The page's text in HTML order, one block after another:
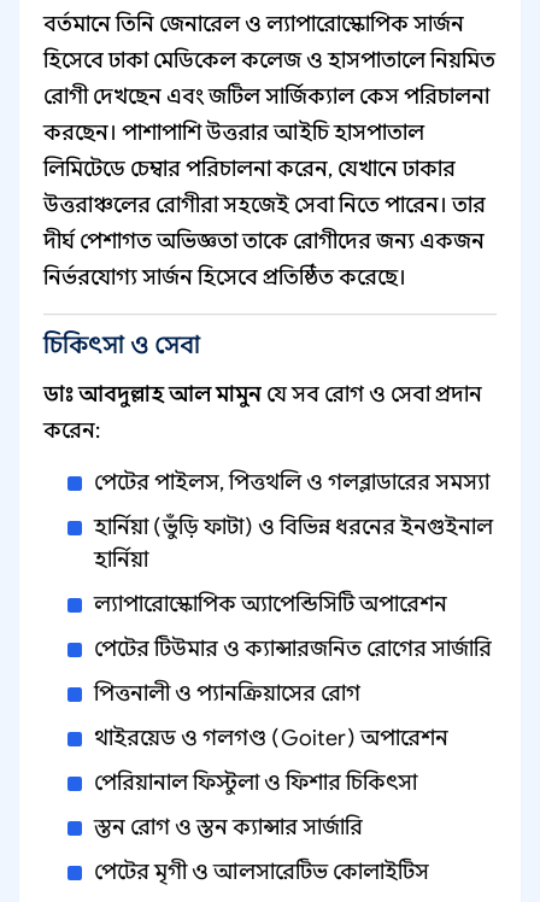
বর্তমানে তিনি জেনারেল ও ল্যাপারোস্কোপিক সার্জন
হিসেবে ঢাকা মেডিকেল কলেজ ও হাসপাতালে নিয়মিত
রোগী দেখছেন এবং জটিল সার্জিক্যাল কেস পরিচালনা
করছেন। পাশাপাশি উত্তরার আইচি হাসপাতাল
লিমিটেডে চেম্বার পরিচালনা করেন, যেখানে ঢাকার
উত্তরাঞ্চলের রোগীরা সহজেই সেবা নিতে পারেন। তার
দীর্ঘ পেশাগত অভিজ্ঞতা তাকে রোগীদের জন্য একজন
নির্ভরযোগ্য সার্জন হিসেবে প্রতিষ্ঠিত করেছে।
চিকিৎসা ও সেবা
ডাঃ আবদুল্লাহ আল মামুন যে সব রোগ ও সেবা প্রদান
করেন:
পেটের পাইলস, পিত্তথলি ও গলব্লাডারের সমস্যা
হার্নিয়া (ভুঁড়ি ফাটা) ও বিভিন্ন ধরনের ইনগুইনাল
হার্নিয়া
ল্যাপারোস্কোপিক অ্যাপেন্ডিসিটি অপারেশন
পেটের টিউমার ও ক্যান্সারজনিত রোগের সার্জারি
পিত্তনালী ও প্যানক্রিয়াসের রোগ
থাইরয়েড ও গলগণ্ড (Goiter) অপারেশন
পেরিয়ানাল ফিস্টুলা ও ফিশার চিকিৎসা
স্তন রোগ ও স্তন ক্যান্সার সার্জারি
পেটের মৃগী ও আলসারেটিভ কোলাইটিস